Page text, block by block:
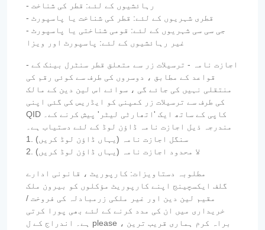
- رہائشیوں کے لئے: قطر کی شناخت
- قطری شہریوں کے لئے: قطر کی شناخت یا پاسپورٹ
- جی سی سی شہریوں کے لئے: قومی شناختی یا پاسپورٹ
غیر رہائشیوں کے لئے: پاسپورٹ اور ویزا
- اجازت نامہ - ترسیلات زر سے متعلق قطر سنٹرل بینک کے
قواعد کے مطابق ، دوسروں کی طرف سے کوئی رقم کی
منتقلی نہیں کی جائے گی ، سوائے اس لین دین کے مالک
کی طرف سے ترسیلات زر کمپنی کو ایڈریس کی گئی اپنی
QID کاپی کے ساتھ ایک 'اتھارٹی لیٹر' پیش کرنے کے۔
مندرجہ ذیل اجازت نامہ ڈاؤن لوڈ کے لئے دستیاب ہے۔
1. سنگل اجازت نامہ (یہاں ڈاؤن لوڈ کریں)
2. لا محدود اجازت نامہ (یہاں ڈاؤن لوڈ کریں)
مطلوبہ دستاویزات: کارپوریٹ ، قانونی ادارے
گلف ایکسچینج اپنے کارپوریٹ مؤکلوں کو بیرون ملک
مقیم لین دین اور غیر ملکی زرمبادلہ کی فروخت /
خریداری میں ان کی مدد کرنے کے لئے بھی پورا کرتی
ہے۔ اندراج کے ل please ، براہ کرم ہماری قریب ترین